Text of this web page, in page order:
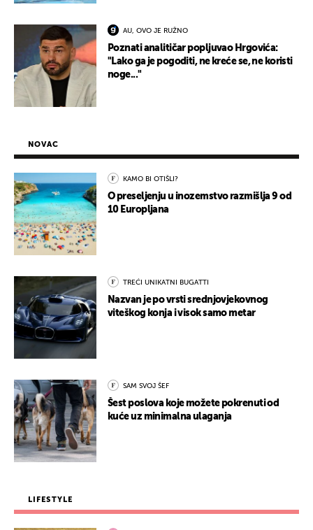
AU, OVO JE RUŽNO
Poznati analitičar popljuvao Hrgovića:
"Lako ga je pogoditi, ne kreće se, ne koristi
noge..."
NOVAC
KAMO BI OTIŠLI?
O preseljenju u inozemstvo razmišlja 9 od
10 Europljana
TREĆI UNIKATNI BUGATTI
Nazvan je po vrsti srednjovjekovnog
viteškog konja i visok samo metar
SAM SVOJ ŠEF
Šest poslova koje možete pokrenuti od
kuće uz minimalna ulaganja
LIFESTYLE